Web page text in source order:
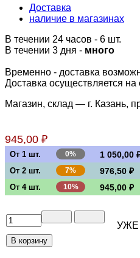
Доставка
наличие в магазинах
В течении 24 часов - 6 шт.
В течении 3 дня - много
Временно - доставка
Доставка осуществляется
Магазин, склад — г. Казань,
945,00 ₽
От 1 шт. 0% 1 050,00
От 2 шт. 7% 976,50 ₽
От 4 шт. 10% 945,00 ₽
УЖЕ